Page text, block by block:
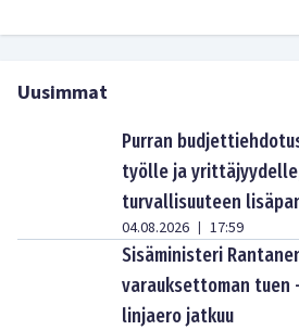
Uusimmat
Purran
työlle ja
turvallisuuteen
04.08.2026 | 17:59
Sisäministeri
varauksettoman tuen
linjaero jatkuu